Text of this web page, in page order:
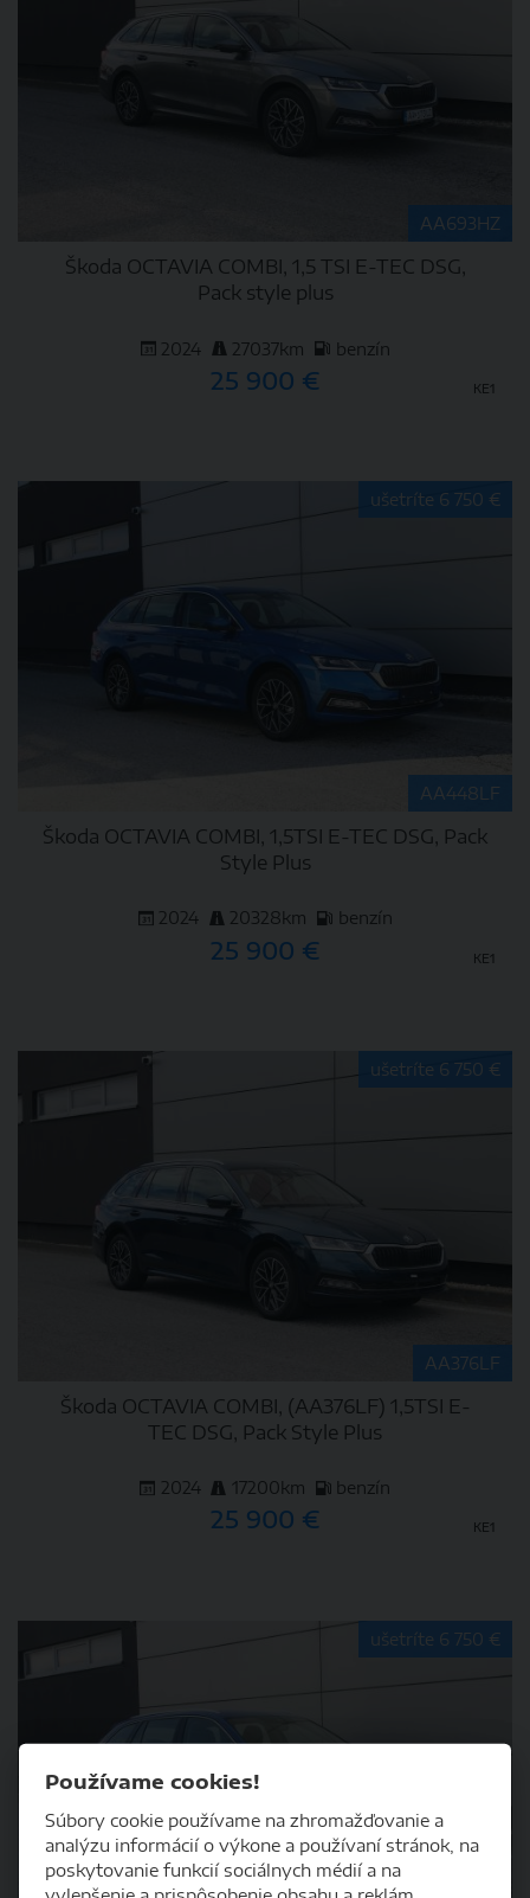
AA693HZ
Škoda OCTAVIA COMBI, 1,5 TSI E-TEC DSG,
Pack style plus
2024 27037km benzín
25 900 € KE1
AA448LF
ušetríte 6 750 €
Škoda OCTAVIA COMBI, 1,5TSI E-TEC DSG, Pack
Style Plus
2024 20328km benzín
25 900 € KE1
AA376LF
ušetríte 6 750 €
Škoda OCTAVIA COMBI, (AA376LF) 1,5TSI E-
TEC DSG, Pack Style Plus
2024 17200km benzín
25 900 € KE1
ušetríte 6 750 €
Používame cookies!
Súbory cookie používame na zhromažďovanie a
analýzu informácií o výkone a používaní stránok, na
poskytovanie funkcií sociálnych médií a na
vylepšenie a prispôsobenie obsahu a reklám.